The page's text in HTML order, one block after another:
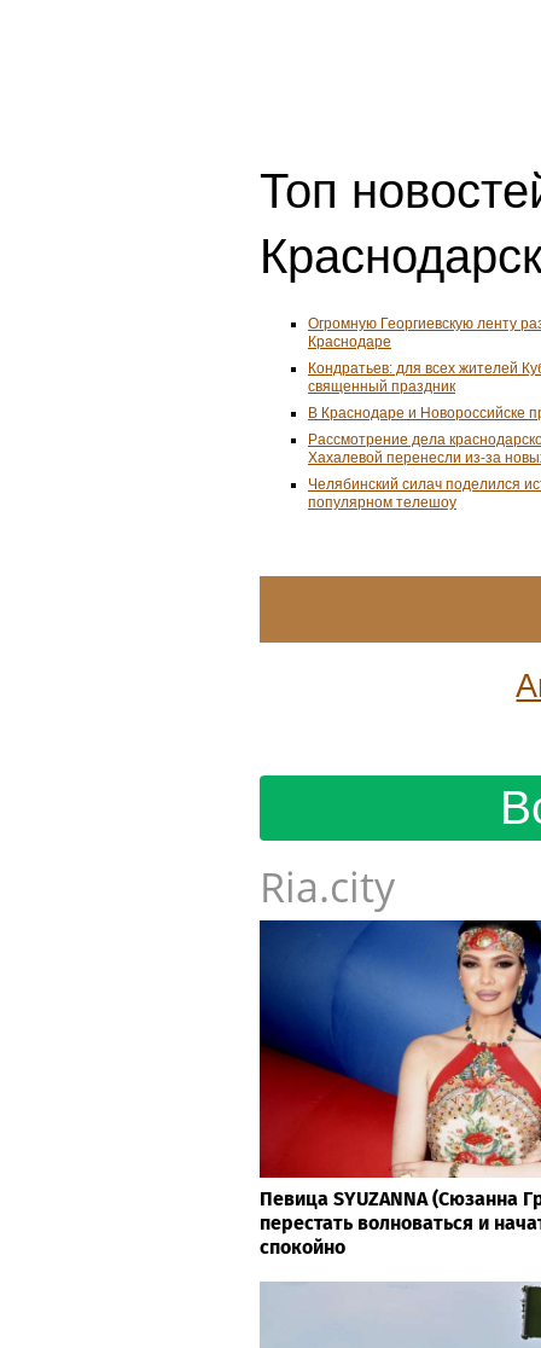
Топ
Огромную Георгиевскую ленту
Краснодаре
Кондратьев: для всех жителей
священный праздник
В Краснодаре и Новороссийске
Рассмотрение дела
Хахалевой перенесли из-за
Челябинский силач поделился
популярном телешоу
Ria.city
Певица SYUZANNA (Сюзанна
перестать волноваться и
спокойно